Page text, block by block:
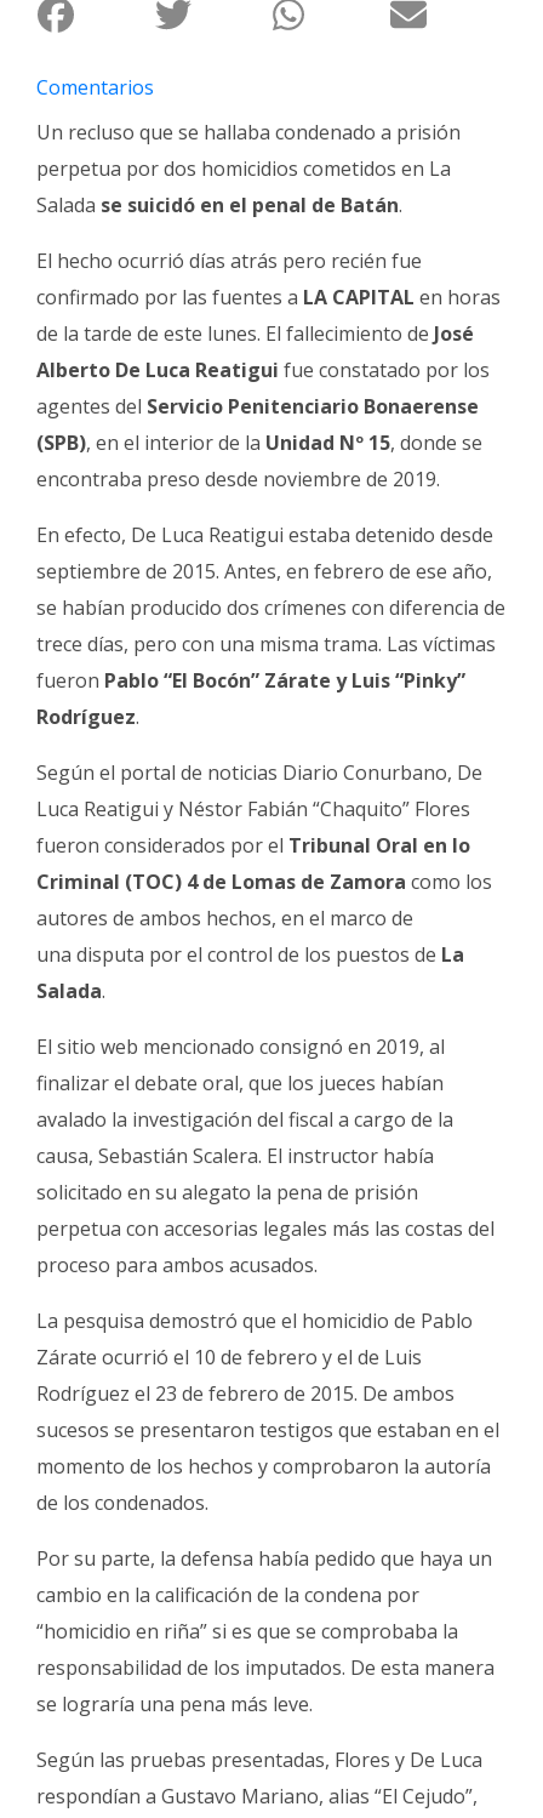
Fúnebres
Comentarios
Un recluso que se hallaba condenado a prisión
perpetua por dos homicidios cometidos en La
Salada se suicidó en el penal de Batán.
El hecho ocurrió días atrás pero recién fue
confirmado por las fuentes a LA CAPITAL en horas
de la tarde de este lunes. El fallecimiento de José
Alberto De Luca Reatigui fue constatado por los
agentes del Servicio Penitenciario Bonaerense
(SPB), en el interior de la Unidad Nº 15, donde se
encontraba preso desde noviembre de 2019.
En efecto, De Luca Reatigui estaba detenido desde
septiembre de 2015. Antes, en febrero de ese año,
se habían producido dos crímenes con diferencia de
trece días, pero con una misma trama. Las víctimas
fueron Pablo “El Bocón” Zárate y Luis “Pinky”
Rodríguez.
Según el portal de noticias Diario Conurbano, De
Luca Reatigui y Néstor Fabián “Chaquito” Flores
fueron considerados por el Tribunal Oral en lo
Criminal (TOC) 4 de Lomas de Zamora como los
autores de ambos hechos, en el marco de
una disputa por el control de los puestos de La
Salada.
El sitio web mencionado consignó en 2019, al
finalizar el debate oral, que los jueces habían
avalado la investigación del fiscal a cargo de la
causa, Sebastián Scalera. El instructor había
solicitado en su alegato la pena de prisión
perpetua con accesorias legales más las costas del
proceso para ambos acusados.
La pesquisa demostró que el homicidio de Pablo
Zárate ocurrió el 10 de febrero y el de Luis
Rodríguez el 23 de febrero de 2015. De ambos
sucesos se presentaron testigos que estaban en el
momento de los hechos y comprobaron la autoría
de los condenados.
Por su parte, la defensa había pedido que haya un
cambio en la calificación de la condena por
“homicidio en riña” si es que se comprobaba la
responsabilidad de los imputados. De esta manera
se lograría una pena más leve.
Según las pruebas presentadas, Flores y De Luca
respondían a Gustavo Mariano, alias “El Cejudo”,